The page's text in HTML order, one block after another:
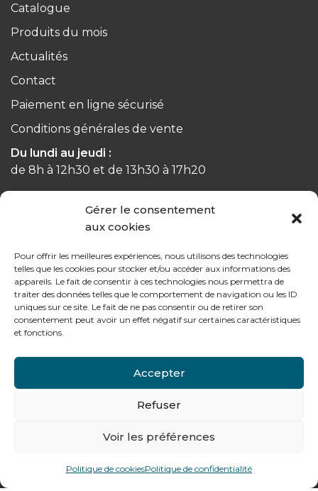
Gérer le consentement
aux cookies
Pour offrir les meilleures expériences, nous utilisons des technologies
telles que les cookies pour stocker et/ou accéder aux informations des
appareils. Le fait de consentir à ces technologies nous permettra de
traiter des données telles que le comportement de navigation ou les ID
uniques sur ce site. Le fait de ne pas consentir ou de retirer son
consentement peut avoir un effet négatif sur certaines caractéristiques
et fonctions.
Accepter
Refuser
Voir les préférences
Politique de cookiesPolitique de confidentialité
Catalogue
Produits du mois
Actualités
Contact
Paiement en ligne sécurisé
Conditions générales de vente
Du lundi au jeudi :
de 8h à 12h30 et de 13h30 à 17h20
de 8h à 12h30 et de 13h30 à 16h
Notre gamme pour les particuliers
Tél : + 33 (0)4 74 62 81 44
Villefranche sur Saône